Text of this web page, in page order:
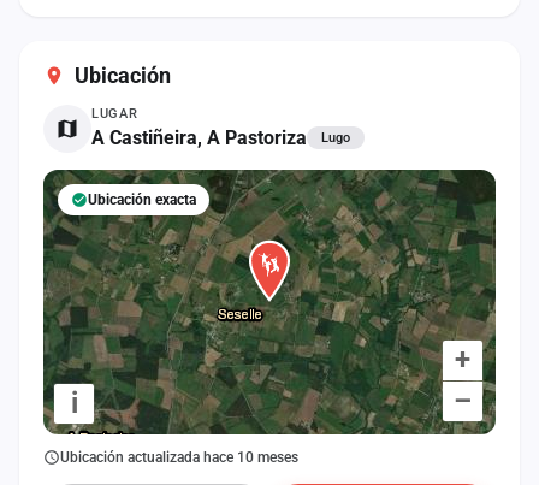
Ubicación
LUGAR
A Castiñeira, A Pastoriza Lugo
+
–
i
Ubicación exacta
Ubicación actualizada hace 10 meses